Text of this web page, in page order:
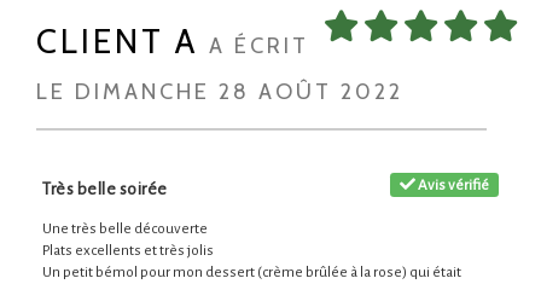
CLIENT A A ÉCRIT
LE DIMANCHE 28 AOÛT 2022
Avis vérifié
Très belle soirée
Une très belle découverte
Plats excellents et très jolis
Un petit bémol pour mon dessert (crème brûlée à la rose) qui était